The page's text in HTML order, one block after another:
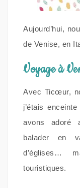
Aujourd’hui,
de Venise, en
Voyage à
Avec Ticœur,
j’étais
avons adoré
balader en
d’églises…
touristiques.